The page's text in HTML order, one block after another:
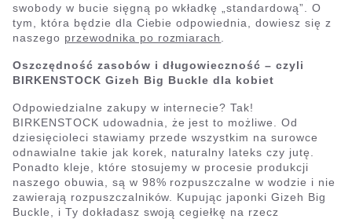
swobody w bucie sięgną po wkładkę „standardową”. O
tym, która będzie dla Ciebie odpowiednia, dowiesz się z
naszego przewodnika po rozmiarach
Oszczędność zasobów i długowieczność – czyli
BIRKENSTOCK Gizeh Big Buckle dla kobiet
Odpowiedzialne zakupy w internecie? Tak!
BIRKENSTOCK udowadnia, że jest to możliwe. Od
dziesięcioleci stawiamy przede wszystkim na surowce
odnawialne takie jak korek, naturalny lateks czy jutę.
Ponadto kleje, które stosujemy w procesie produkcji
naszego obuwia, są w 98% rozpuszczalne w wodzie i nie
zawierają rozpuszczalników. Kupując japonki Gizeh Big
Buckle, i Ty dokładasz swoją cegiełkę na rzecz